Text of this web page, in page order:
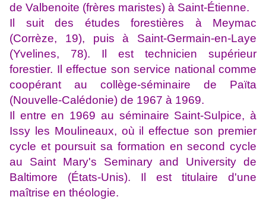
de Valbenoite (frères maristes) à Saint-Étienne.
Il suit des études forestières à Meymac
(Corrèze, 19), puis à Saint-Germain-en-Laye
(Yvelines, 78). Il est technicien supérieur
forestier. Il effectue son service national comme
coopérant au collège-séminaire de Païta
(Nouvelle-Calédonie) de 1967 à 1969.
Il entre en 1969 au séminaire Saint-Sulpice, à
Issy les Moulineaux, où il effectue son premier
cycle et poursuit sa formation en second cycle
au Saint Mary's Seminary and University de
Baltimore (États-Unis). Il est titulaire d'une
maîtrise en théologie.